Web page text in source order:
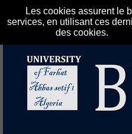
Les cookies assurent le
services, en utilisant ces
des cookies.
لمكتبة كلية